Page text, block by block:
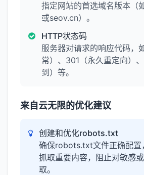
指定网站的首选域名版本（
或seov.cn）。
HTTP状态码
服务器对请求的响应代码，
常）、301（永久重定向）
到）等。
来自云无限的优化建议
创建和优化robots.txt
确保robots.txt文件正确配置
抓取重要内容，阻止对敏感
取。